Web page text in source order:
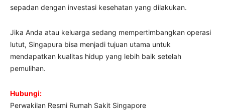
sepadan dengan investasi kesehatan yang dilakukan.
Jika Anda atau keluarga sedang mempertimbangkan operasi
lutut, Singapura bisa menjadi tujuan utama untuk
mendapatkan kualitas hidup yang lebih baik setelah
pemulihan.
Hubungi:
Perwakilan Resmi Rumah Sakit Singapore